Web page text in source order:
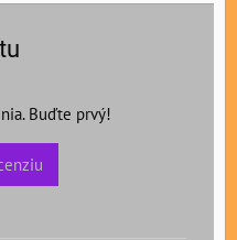
Buďte prvý!